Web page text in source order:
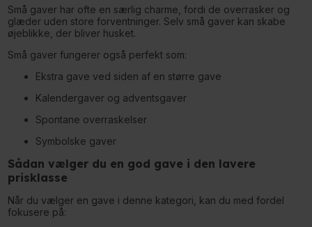
Små gaver har ofte en særlig charme, fordi de overrasker og
glæder uden store forventninger. Selv små gaver kan skabe
øjeblikke, der bliver husket.
Små gaver fungerer også perfekt som:
Ekstra gave ved siden af en større gave
Kalendergaver og adventsgaver
Spontane overraskelser
Symbolske gaver
Sådan vælger du en god gave i den lavere
prisklasse
Når du vælger en gave i denne kategori, kan du med fordel
fokusere på: